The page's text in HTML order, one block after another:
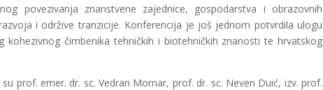
povezivanja znanstvene zajednice, gospodarstva i obrazovnih
i održive tranzicije. Konferencija je još jednom potvrdila ulogu
kohezivnog čimbenika tehničkih i biotehničkih znanosti te hrvatskog
prof. emer. dr. sc. Vedran Mornar, prof. dr. sc. Neven Duić, izv. prof.